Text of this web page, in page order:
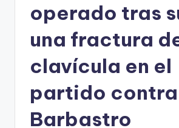
operado tras
una fractura
clavícula en el
partido
Barbastro